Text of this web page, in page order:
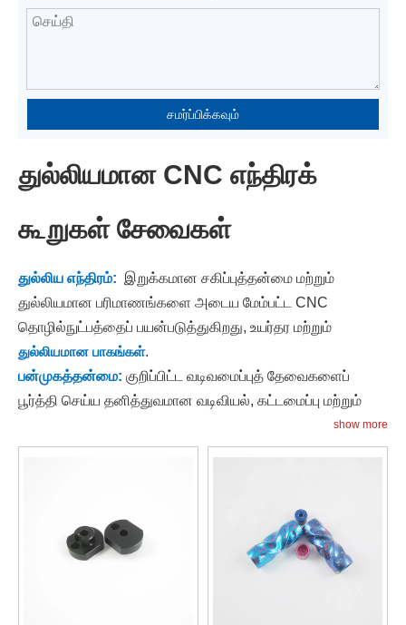
சமர்ப்பிக்கவும்
துல்லியமான CNC எந்திரக்
கூறுகள் சேவைகள்
துல்லிய எந்திரம்: இறுக்கமான சகிப்புத்தன்மை மற்றும்
துல்லியமான பரிமாணங்களை அடைய மேம்பட்ட CNC
தொழில்நுட்பத்தைப் பயன்படுத்துகிறது, உயர்தர மற்றும்
துல்லியமான பாகங்கள்.
பன்முகத்தன்மை: குறிப்பிட்ட வடிவமைப்புத் தேவைகளைப்
பூர்த்தி செய்ய தனித்துவமான வடிவியல், கட்டமைப்பு மற்றும்
விவரக்குறிப்புகளுடன் தனிப்பயனாக்கப்பட்ட பகுதிகளை
உருவாக்கும் திறன் கொண்டது.
மற்றும் கலவைகள், உணவு
பல்வேறு பயன்பாட்டு
தேவைகள்.
தானியங்கு செயல்முறைகள் மற்றும் உகந்த
show more